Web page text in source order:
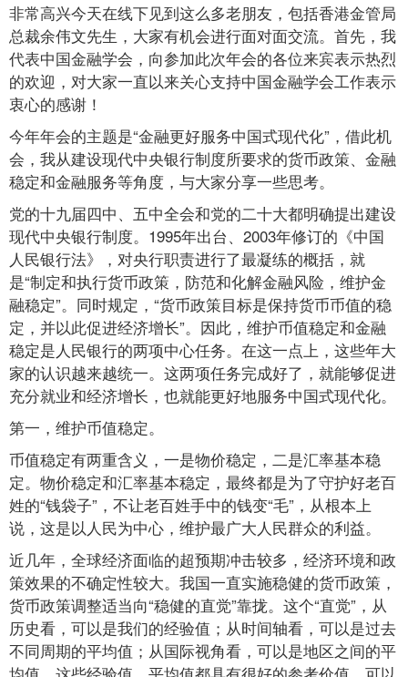
非常高兴今天在线下见到这么多老朋友，包括香港金管局
总裁余伟文先生，大家有机会进行面对面交流。首先，我
代表中国金融学会，向参加此次年会的各位来宾表示热烈
的欢迎，对大家一直以来关心支持中国金融学会工作表示
衷心的感谢！
今年年会的主题是“金融更好服务中国式现代化”，借此机
会，我从建设现代中央银行制度所要求的货币政策、金融
稳定和金融服务等角度，与大家分享一些思考。
党的十九届四中、五中全会和党的二十大都明确提出建设
现代中央银行制度。1995年出台、2003年修订的《中国
人民银行法》，对央行职责进行了最凝练的概括，就
是“制定和执行货币政策，防范和化解金融风险，维护金
融稳定”。同时规定，“货币政策目标是保持货币币值的稳
定，并以此促进经济增长”。因此，维护币值稳定和金融
稳定是人民银行的两项中心任务。在这一点上，这些年大
家的认识越来越统一。这两项任务完成好了，就能够促进
充分就业和经济增长，也就能更好地服务中国式现代化。
第一，维护币值稳定。
币值稳定有两重含义，一是物价稳定，二是汇率基本稳
定。物价稳定和汇率基本稳定，最终都是为了守护好老百
姓的“钱袋子”，不让老百姓手中的钱变“毛”，从根本上
说，这是以人民为中心，维护最广大人民群众的利益。
近几年，全球经济面临的超预期冲击较多，经济环境和政
策效果的不确定性较大。我国一直实施稳健的货币政策，
货币政策调整适当向“稳健的直觉”靠拢。这个“直觉”，从
历史看，可以是我们的经验值；从时间轴看，可以是过去
不同周期的平均值；从国际视角看，可以是地区之间的平